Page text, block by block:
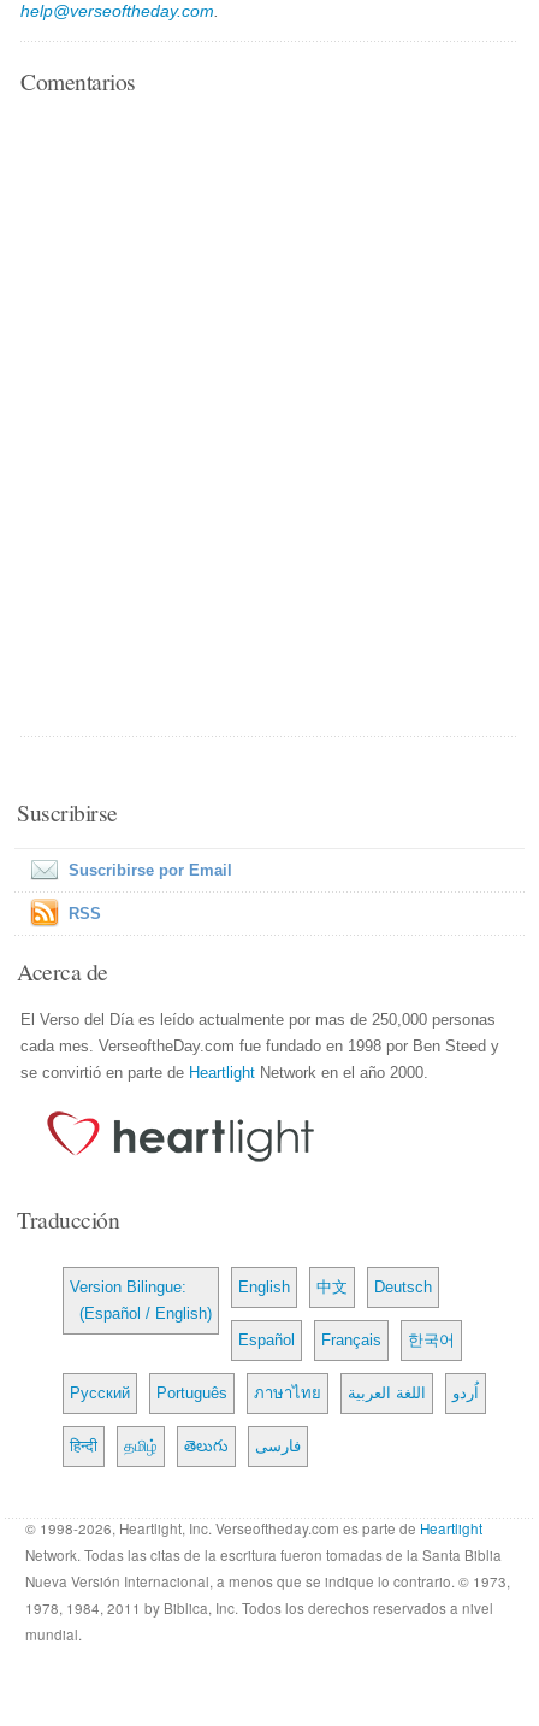
help@verseoftheday.com
Comentarios
Suscribirse
Suscribirse por Email
RSS
Acerca de
El Verso del Día es leído actualmente por mas de 250,000 personas
cada mes. VerseoftheDay.com fue fundado en 1998 por Ben Steed y
se convirtió en parte de Heartlight Network en el año 2000.
Traducción
Version Bilingue:
(Español / English)
English 中文 Deutsch
Español Français 한국어
Русский Português ภาษาไทย اللغة العربية اُردو
हिन्दी தமிழ் తెలుగు فارسی
© 1998-2026, Heartlight, Inc. Verseoftheday.com es parte de Heartlight
Network. Todas las citas de la escritura fueron tomadas de la Santa Biblia
Nueva Versión Internacional, a menos que se indique lo contrario. © 1973,
1978, 1984, 2011 by Biblica, Inc. Todos los derechos reservados a nivel
mundial.